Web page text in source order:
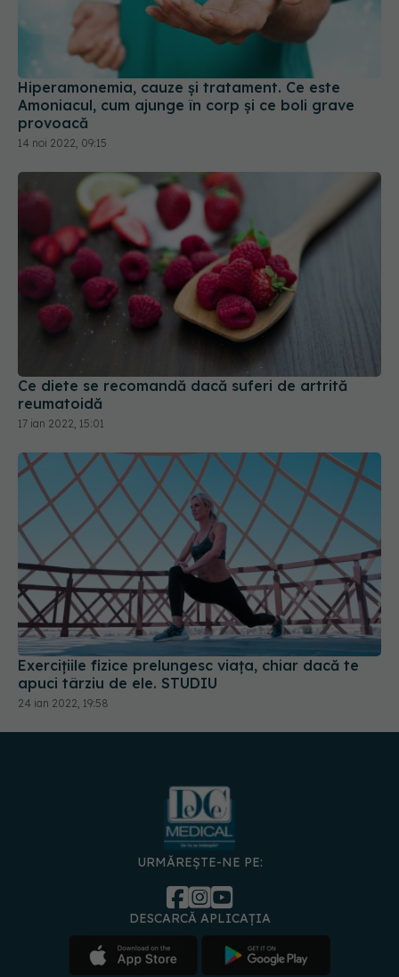
Hiperamonemia, cauze și tratament. Ce este
Amoniacul, cum ajunge în corp și ce boli grave
provoacă
14 noi 2022, 09:15
Ce diete se recomandă dacă suferi de artrită
reumatoidă
17 ian 2022, 15:01
Exercițiile fizice prelungesc viața, chiar dacă te
apuci târziu de ele. STUDIU
24 ian 2022, 19:58
URMĂREȘTE-NE PE: